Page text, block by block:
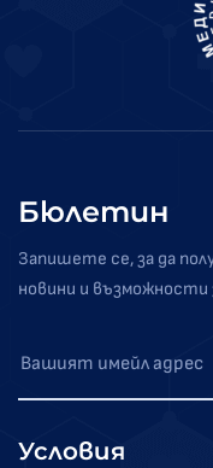
Бюлетин
Запишете се, за да
новини и
Условия